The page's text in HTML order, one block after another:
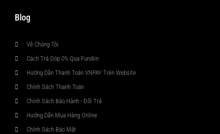
Blog
Về Chúng Tôi
Cách Trả Góp 0% Qua Fundiin
Hướng Dẫn Thanh Toán VNPAY Trên Website
Chính Sách Thanh Toán
Chính Sách Bảo Hành - Đổi Trả
Hướng Dẫn Mua Hàng Online
Chính Sách Bảo Mật